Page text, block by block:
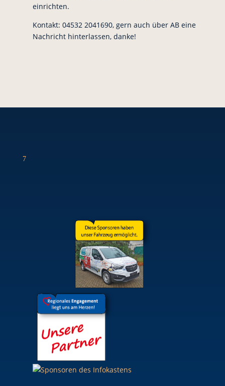
einrichten.
Kontakt: 04532 2041690, gern auch über AB eine
Nachricht hinterlassen, danke!
7